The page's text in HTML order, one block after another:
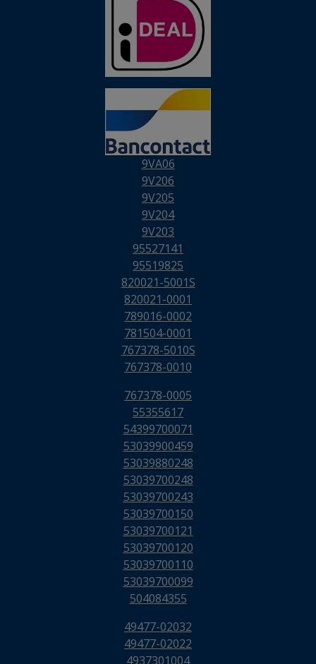
9VA06
9V206
9V205
9V204
9V203
95527141
95519825
820021-5001S
820021-0001
789016-0002
781504-0001
767378-5010S
767378-0010
767378-0005
55355617
54399700071
53039900459
53039880248
53039700248
53039700243
53039700150
53039700121
53039700120
53039700110
53039700099
504084355
49477-02032
49477-02022
4937301004